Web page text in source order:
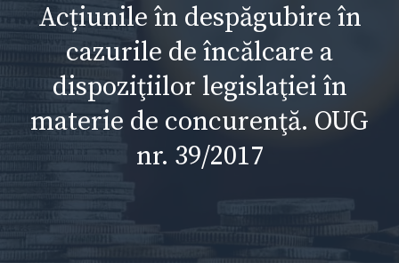
Acțiunile în despăgubire în
cazurile de încălcare a
dispoziţiilor legislaţiei în
materie de concurenţă. OUG
nr. 39/2017